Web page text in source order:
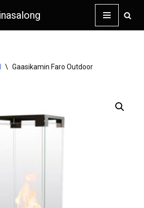
\ Gaasikamin Faro Outdoor